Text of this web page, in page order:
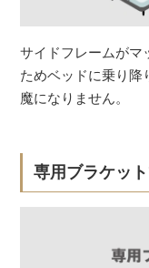
サイドフレームがマ
ためベッドに乗り降
魔になりません。
専用ブラケッ